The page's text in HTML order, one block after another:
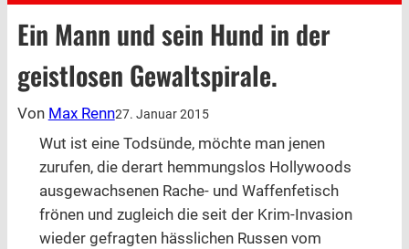
Ein Mann und sein Hund in der
geistlosen Gewaltspirale.
Von Max Renn27. Januar 2015
Wut ist eine Todsünde, möchte man jenen
zurufen, die derart hemmungslos Hollywoods
ausgewachsenen Rache- und Waffenfetisch
frönen und zugleich die seit der Krim-Invasion
wieder gefragten hässlichen Russen vom